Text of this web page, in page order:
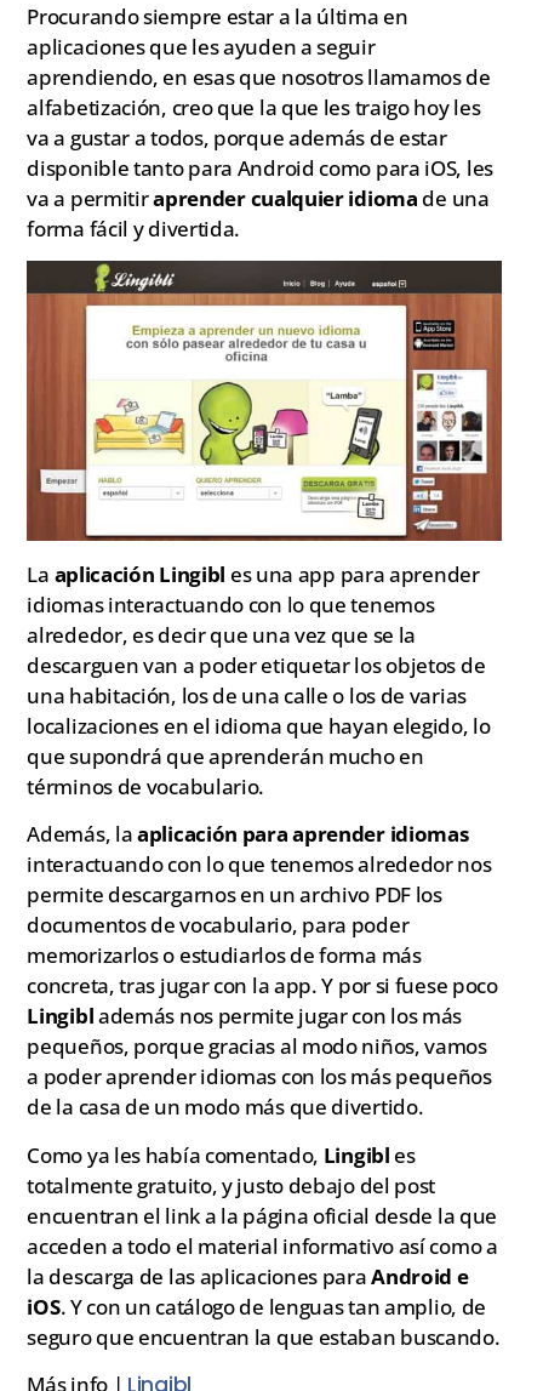
Procurando siempre estar a la última en
aplicaciones que les ayuden a seguir
aprendiendo, en esas que nosotros llamamos de
alfabetización, creo que la que les traigo hoy les
va a gustar a todos, porque además de estar
disponible tanto para Android como para iOS, les
va a permitiraprender cualquier idioma de una
forma fácil y divertida.
La aplicación Lingibl es una app para aprender
idiomas interactuando con lo que tenemos
alrededor, es decir que una vez que se la
descarguen van a poder etiquetar los objetos de
una habitación, los de una calle o los de varias
localizaciones en el idioma que hayan elegido, lo
que supondrá que aprenderán mucho en
términos de vocabulario.
Además, laaplicación para aprender idiomas
interactuando con lo que tenemos alrededor nos
permite descargarnos en un archivo PDF los
documentos de vocabulario, para poder
memorizarlos o estudiarlos de forma más
concreta, tras jugar con la app. Y por si fuese poco
Lingiblademás nos permite jugar con los más
pequeños, porque gracias al modo niños, vamos
a poder aprender idiomas con los más pequeños
de la casa de un modo más que divertido.
Como ya les había comentado, Lingibl es
totalmente gratuito, y justo debajo del post
encuentran el link a la página oficial desde la que
acceden a todo el material informativo así como a
la descarga de las aplicaciones paraAndroid e
iOS. Y con un catálogo de lenguas tan amplio, de
seguro que encuentran la que estaban buscando.
Más info | Lingibl